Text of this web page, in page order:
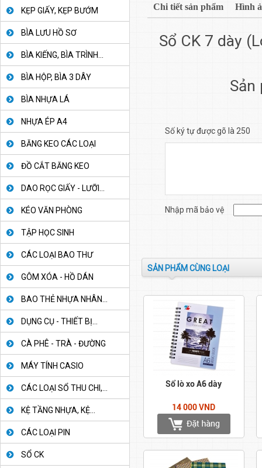
KẸP GIẤY, KẸP BƯỚM
BÌA LƯU HỒ SƠ
BÌA KIẾNG, BÌA TRÌNH...
BÌA HỘP, BÌA 3 DÂY
BÌA NHỰA LÁ
NHỰA ÉP A4
BĂNG KEO CÁC LOẠI
ĐỒ CẮT BĂNG KEO
DAO RỌC GIẤY - LƯỠI...
KÉO VĂN PHÒNG
TẬP HỌC SINH
CÁC LOẠI BAO THƯ
GÔM XÓA - HỒ DÁN
BAO THẺ NHỰA NHÂN...
DỤNG CỤ - THIẾT BỊ...
CÀ PHÊ - TRÀ - ĐƯỜNG
MÁY TÍNH CASIO
CÁC LOẠI SỔ THU CHI,...
KỆ TẦNG NHỰA, KỆ...
CÁC LOẠI PIN
SỔ CK
Chi tiết sản phẩm Hình
Sổ CK 7 dày
Sản
Số ký tự được gõ là 250
Nhập mã bảo vệ
SẢN PHẨM CÙNG LOẠI
Sổ lò xo A6 dày
14 000 VND